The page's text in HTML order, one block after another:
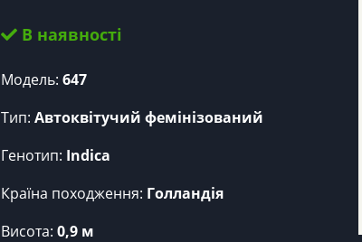
В наявності
Модель: 647
Тип: Автоквітучий фемінізований
Генотип: Indica
Країна походження: Голландія
Висота: 0,9 м